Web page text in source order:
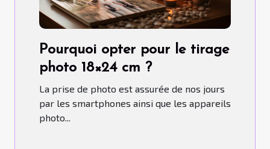
Pourquoi opter pour le tirage
photo 18×24 cm ?
La prise de photo est assurée de nos jours
par les smartphones ainsi que les appareils
photo...